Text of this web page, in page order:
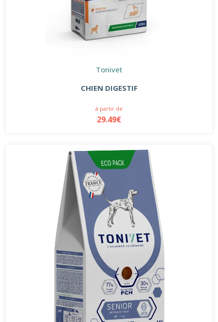
Tonivet
CHIEN DIGESTIF
à partir de
29.49€